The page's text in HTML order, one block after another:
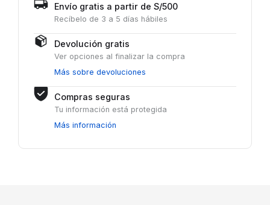
Envío gratis a partir de S/500
Recíbelo de 3 a 5 días hábiles
Devolución gratis
Ver opciones al finalizar la compra
Más sobre devoluciones
Compras seguras
Tu información está protegida
Más información